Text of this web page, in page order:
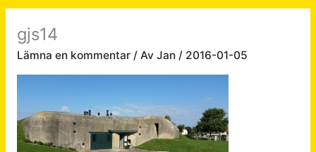
gjs14
Lämna en kommentar / Av Jan / 2016-01-05